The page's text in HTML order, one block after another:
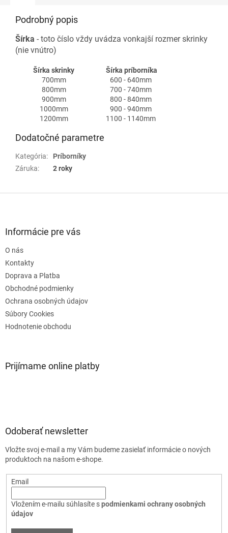
Podrobný popis
Šírka - toto číslo vždy uvádza vonkajší rozmer skrinky
(nie vnútro)
Šírka skrinky
Šírka príborníka
700mm
600 - 640mm
800mm
700 - 740mm
900mm
800 - 840mm
1000mm
900 - 940mm
1200mm
1100 - 1140mm
Dodatočné parametre
Kategória:
Príborníky
Záruka: 2 roky
Informácie pre vás
O nás
Kontakty
Doprava a Platba
Obchodné podmienky
Ochrana osobných údajov
Súbory Cookies
Hodnotenie obchodu
Prijímame online platby
Odoberať newsletter
Vložte svoj e-mail a my Vám budeme zasielať informácie o nových
produktoch na našom e-shope.
Email
Vložením e-mailu súhlasíte spodmienkami ochrany osobných
údajov